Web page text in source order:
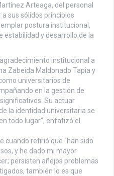
Arteaga, del personal
sus sólidos principios
postura institucional,
estabilidad y desarrollo de la
institucional a
Zabeida Maldonado Tapia y
universitarios de
en la gestión de
Su actuar
la identidad universitaria se
todo lugar”, enfatizó el
cuando refirió que “han sido
y he dado mi mayor
persisten añejos problemas
también lo es que